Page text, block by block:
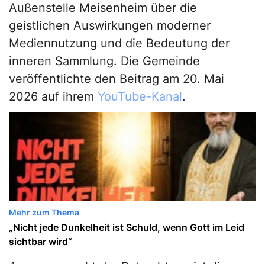
Außenstelle Meisenheim über die
geistlichen Auswirkungen moderner
Mediennutzung und die Bedeutung der
inneren Sammlung. Die Gemeinde
veröffentlichte den Beitrag am 20. Mai
2026 auf ihrem YouTube-Kanal.
Mehr zum Thema
„Nicht jede Dunkelheit ist Schuld, wenn Gott im Leid
sichtbar wird“